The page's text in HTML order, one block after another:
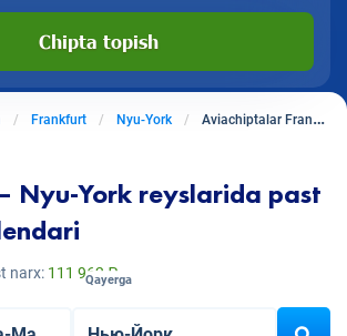
Chipta topish
Frankfurt Nyu-York Aviachiptalar Frankfurtdan Nyu-Yorkga
Nyu-York reyslarida past
narx: 111 962 ₽
Qayerga